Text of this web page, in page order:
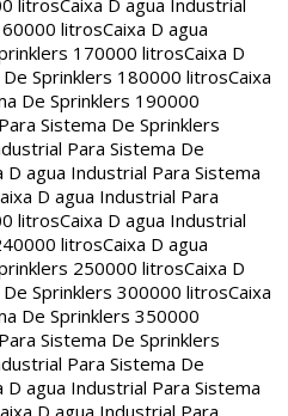
litrosCaixa D agua Industrial
litrosCaixa D agua
170000 litrosCaixa D
Sprinklers 180000 litrosCaixa
De Sprinklers 190000
Sistema De Sprinklers
Para Sistema De
D agua Industrial Para Sistema
D agua Industrial Para
litrosCaixa D agua Industrial
litrosCaixa D agua
250000 litrosCaixa D
Sprinklers 300000 litrosCaixa
De Sprinklers 350000
Sistema De Sprinklers
Para Sistema De
D agua Industrial Para Sistema